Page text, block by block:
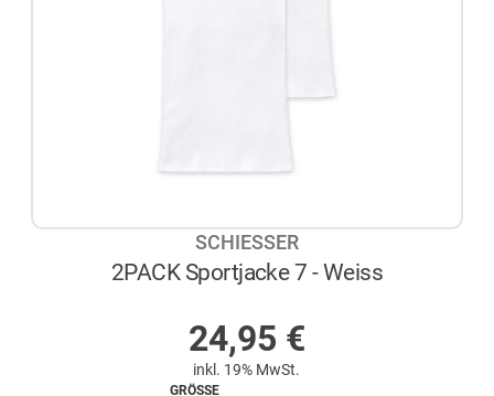
SCHIESSER
2PACK Sportjacke 7 - Weiss
24,95 €
inkl. 19% MwSt.
GRÖSSE